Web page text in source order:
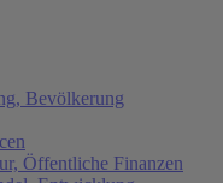
Bevölkerung
Öffentliche Finanzen